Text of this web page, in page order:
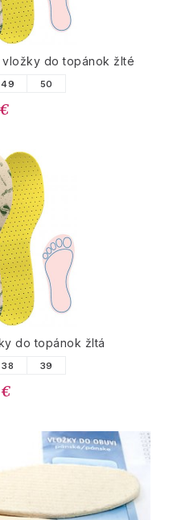
vložky do topánok žlté
49 50
do topánok žltá
38 39